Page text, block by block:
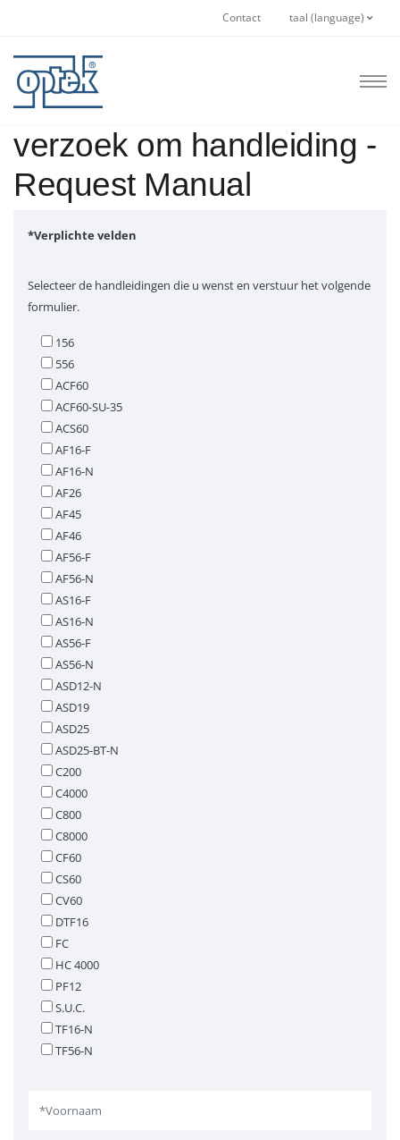
Contact taal (language)
verzoek om handleiding -
Request Manual
*Verplichte velden
Selecteer de handleidingen die u wenst en verstuur het volgende
formulier.
156
556
ACF60
ACF60-SU-35
ACS60
AF16-F
AF16-N
AF26
AF45
AF46
AF56-F
AF56-N
AS16-F
AS16-N
AS56-F
AS56-N
ASD12-N
ASD19
ASD25
ASD25-BT-N
C200
C4000
C800
C8000
CF60
CS60
CV60
DTF16
FC
HC 4000
PF12
S.U.C.
TF16-N
TF56-N